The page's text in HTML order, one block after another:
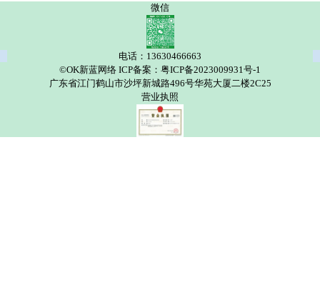
微信
电话：13630466663
©OK新蓝网络 ICP备案：粤ICP备2023009931号-1
广东省江门鹤山市沙坪新城路496号华苑大厦二楼2C25
营业执照